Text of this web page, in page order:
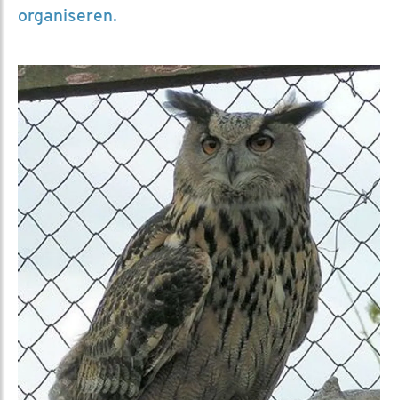
organiseren.